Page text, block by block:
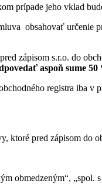
prípade jeho vklad
obsahovať určenie
zápisom s.r.o. do
aspoň sume
registra iba v
ktoré pred zápisom do
obmedzeným“, „spol.